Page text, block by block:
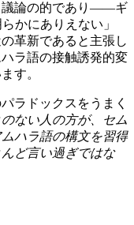
議論の的であり——ギ
かにありえない」
革新であると主張し
ラ語の接触誘発的変
す。
ラドックスをうまく
ない人の方が、セム
ハラ語の構文を習得
ど言い過ぎではな